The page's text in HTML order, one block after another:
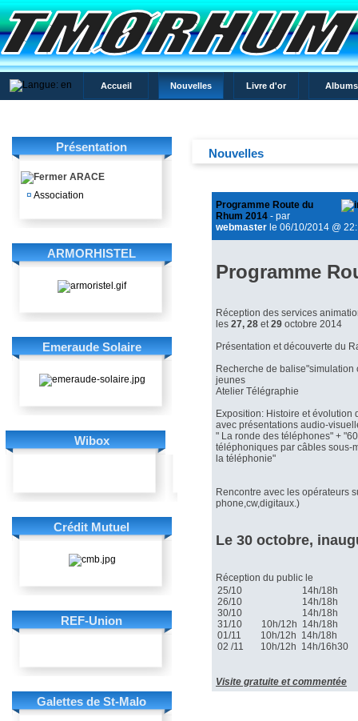
Accueil Nouvelles Livre d'or Albums
Présentation
ARACE
¤ Association
ARMORHISTEL
Emeraude Solaire
Wibox
Crédit Mutuel
REF-Union
Galettes de St-Malo
Nouvelles
Programme Route du
Rhum 2014 - par
webmaster le 06/10/2014 @
Programme
Réception des services
les 27, 28 et29 octobre 2014
Présentation et découverte du
Recherche de
jeunes
Atelier Télégraphie
Exposition: Histoire et
avec présentations audio-
" La ronde des téléphones" +
téléphoniques par câbles sous-
la téléphonie"
Rencontre avec les opérateurs
phone,cw,digitaux.)
Le 30 octobre,
Réception du public le
25/10 14h/18h
26/10 14h/18h
30/10 14h/18h
31/10 10h/12h 14h/18h
01/11 10h/12h 14h/18h
02 /11 10h/12h 14h/16h30
Visite gratuite et commentée